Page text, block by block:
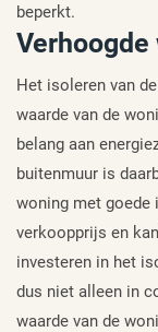
beperkt.
Verhoogde
Het isoleren van
waarde van de
belang aan
buitenmuur is
woning met goede
verkoopprijs en
investeren in het
dus niet alleen in
waarde van de